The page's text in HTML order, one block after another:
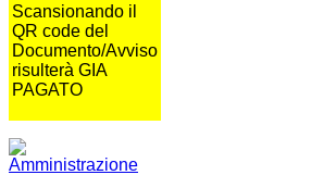
Scansionando il
QR code del
Documento/Avviso
risulterà GIA
PAGATO